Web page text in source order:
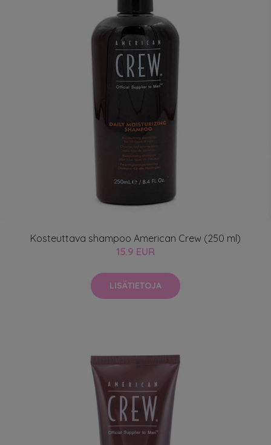
Kosteuttava shampoo American Crew (250 ml)
15.9 EUR
LISÄTIETOJA